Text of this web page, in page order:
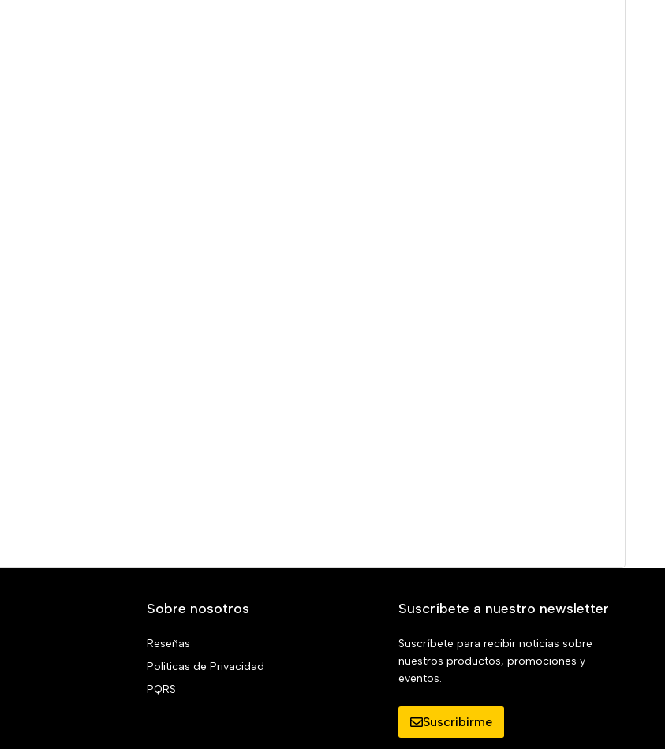
Sobre nosotros
Reseñas
Politicas de Privacidad
PQRS
Suscríbete a nuestro newsletter
Suscríbete para recibir noticias sobre
nuestros productos, promociones y
eventos.
Suscribirme